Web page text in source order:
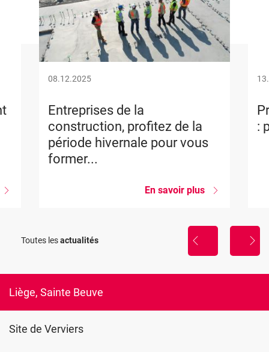
08.12.2025
Entreprises de la
construction, profitez de la
période hivernale pour vous
former...
En savoir plus sur
de
période
vous
:
Toutes lesactualités
Liège, Sainte Beuve
Site de Verviers